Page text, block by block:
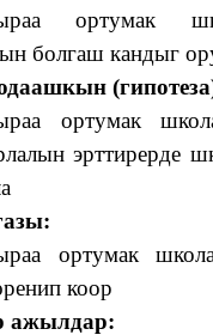
ортумак
болгаш кандыг
ортумак
эрттирерде
ортумак
коор